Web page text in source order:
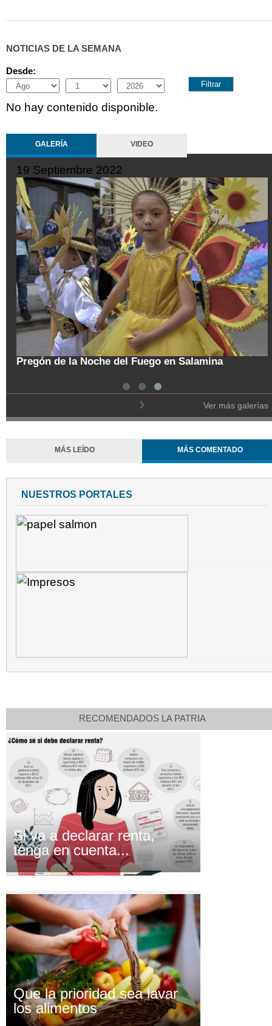
NOTICIAS DE LA SEMANA
Desde:
Month
Day Year
No hay contenido disponible.
GALERÍA VIDEO
19 Septiembre 2022
Pregón de la Noche del Fuego en Salamina
Ver más galerías
MÁS LEÍDO MÁS COMENTADO
NUESTROS PORTALES
RECOMENDADOS LA PATRIA
Si va a declarar renta,
tenga en cuenta...
Que la prioridad sea lavar
los alimentos